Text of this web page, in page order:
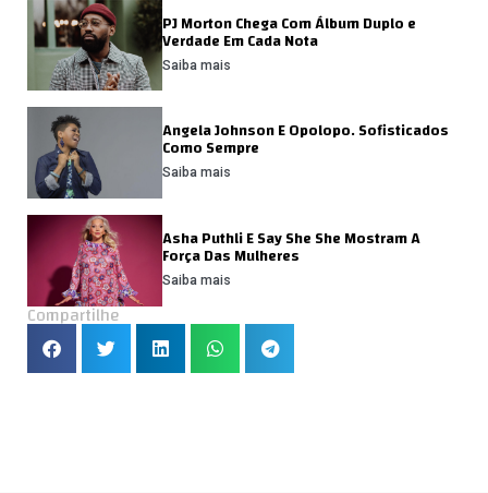
PJ Morton Chega Com Álbum Duplo e
Verdade Em Cada Nota
Saiba mais
Angela Johnson E Opolopo. Sofisticados
Como Sempre
Saiba mais
Asha Puthli E Say She She Mostram A
Força Das Mulheres
Saiba mais
Compartilhe